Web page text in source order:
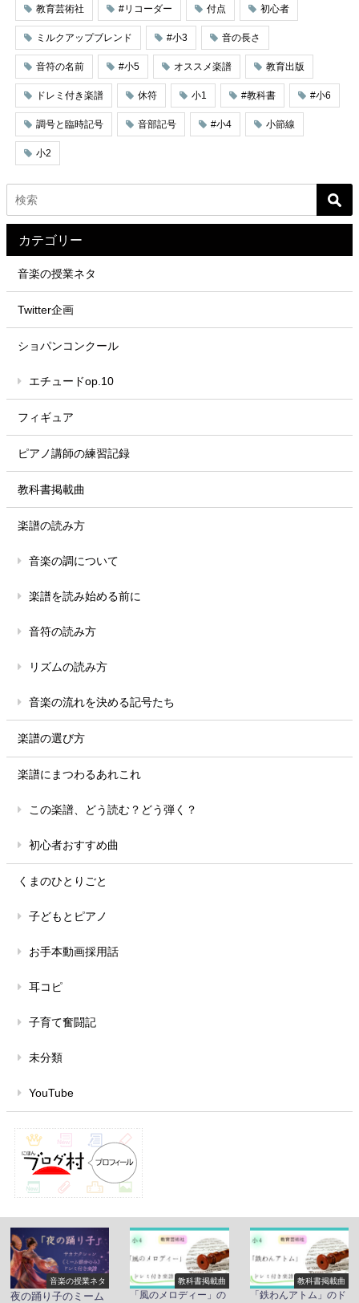
教育芸術社 #リコーダー 付点 初心者
ミルクアップブレンド #小3 音の長さ
音符の名前 #小5 オススメ楽譜 教育出版
ドレミ付き楽譜 休符 小1 #教科書 #小6
調号と臨時記号 音部記号 #小4 小節線
小2
カテゴリー
音楽の授業ネタ
Twitter企画
ショパンコンクール
エチュードop.10
フィギュア
ピアノ講師の練習記録
教科書掲載曲
楽譜の読み方
音楽の調について
楽譜を読み始める前に
音符の読み方
リズムの読み方
音楽の流れを決める記号たち
楽譜の選び方
楽譜にまつわるあれこれ
この楽譜、どう読む？どう弾く？
初心者おすすめ曲
くまのひとりごと
子どもとピアノ
お手本動画採用話
耳コピ
子育て奮闘記
未分類
YouTube
音楽の授業ネタ
夜の踊り子のミーム
教科書掲載曲
「風のメロディー」の
教科書掲載曲
「鉄わんアトム」のド